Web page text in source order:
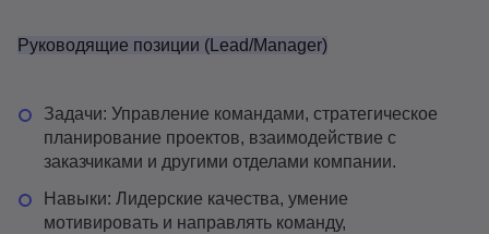
Руководящие позиции (Lead/Manager)
Задачи: Управление командами, стратегическое
планирование проектов, взаимодействие с
заказчиками и другими отделами компании.
Навыки: Лидерские качества, умение
мотивировать и направлять команду,